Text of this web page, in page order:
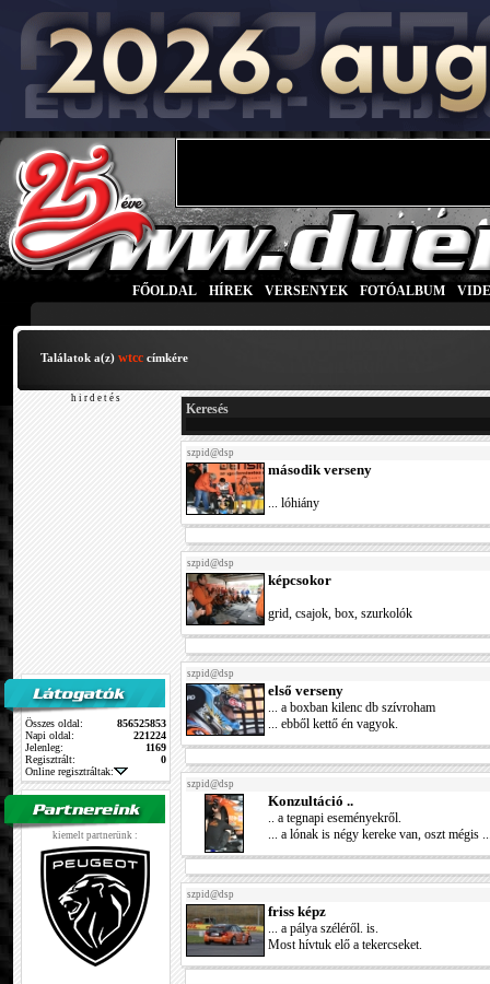
FŐOLDAL HÍREK VERSENYEK FOTÓALBUM
Találatok a(z)wtcc címkére
h i r d e t é s
Összes oldal:
856525853
Napi oldal:
221224
Jelenleg:
1169
Regisztrált:
0
Online regisztráltak:
kiemelt partnerünk :
Keresés
szpid@dsp
második verseny
... lóhiány
szpid@dsp
képcsokor
grid, csajok, box, szurkolók
szpid@dsp
első verseny
... a boxban kilenc db szívroham
... ebből kettő én vagyok.
szpid@dsp
Konzultáció ..
.. a tegnapi eseményekről.
... a lónak is négy kereke van, oszt mégis
szpid@dsp
friss képz
... a pálya széléről. is.
Most hívtuk elő a tekercseket.